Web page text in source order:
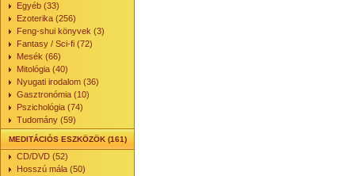
Egyéb (33)
Ezoterika (256)
Feng-shui könyvek (3)
Fantasy / Sci-fi (72)
Mesék (66)
Mitológia (40)
Nyugati irodalom (36)
Gasztronómia (10)
Pszichológia (74)
Tudomány (59)
MEDITÁCIÓS ESZKÖZÖK (161)
CD/DVD (52)
Hosszú mála (50)